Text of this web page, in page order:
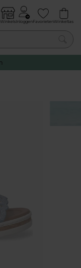
WinkelsInloggenFavorietenWinkeltas
0